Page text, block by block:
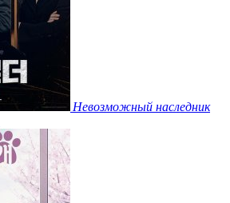
Невозможный наследник